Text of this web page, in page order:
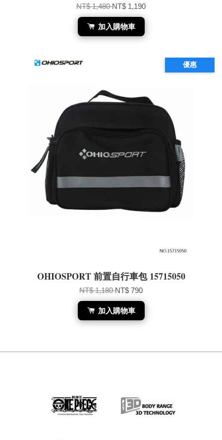
NT$ 1,480NT$ 1,190
加入購物車
優惠
OHIOSPORT 前置自行車包 15715050
NT$ 1,180NT$ 790
加入購物車